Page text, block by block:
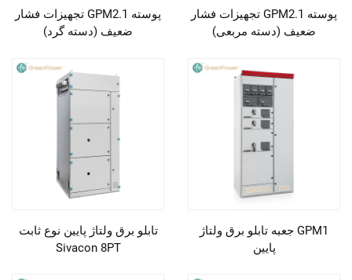
پوسته GPM2.1 تجهیزات فشار
ضعیف (دسته مربعی)
پوسته GPM2.1 تجهیزات فشار
ضعیف (دسته گرد)
GPM1 جعبه تابلو برق ولتاژ
پایین
تابلو برق ولتاژ پایین نوع ثابت
Sivacon 8PT